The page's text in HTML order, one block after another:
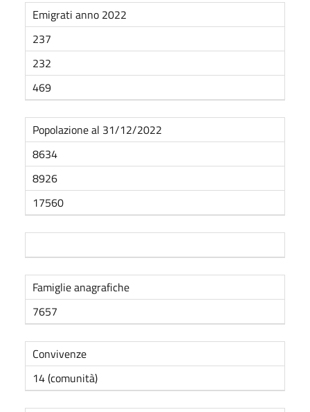
Emigrati anno 2022
237
232
469
Popolazione al 31/12/2022
8634
8926
17560
Famiglie anagrafiche
7657
Convivenze
14 (comunità)